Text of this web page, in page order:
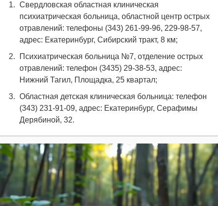
Свердловская областная клиническая
психиатрическая больница, областной центр острых
отравлений: телефоны (343) 261-99-96, 229-98-57,
адрес: Екатеринбург, Сибирский тракт, 8 км;
Психиатрическая больница №7, отделение острых
отравлений: телефон (3435) 29-38-53, адрес:
Нижний Тагил, Площадка, 25 квартал;
Областная детская клиническая больница: телефон
(343) 231-91-09, адрес: Екатеринбург, Серафимы
Дерябиной, 32.